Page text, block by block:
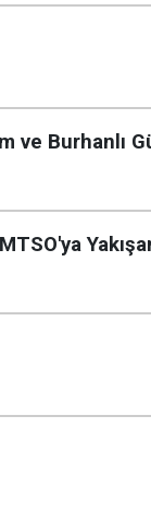
ve Burhanlı